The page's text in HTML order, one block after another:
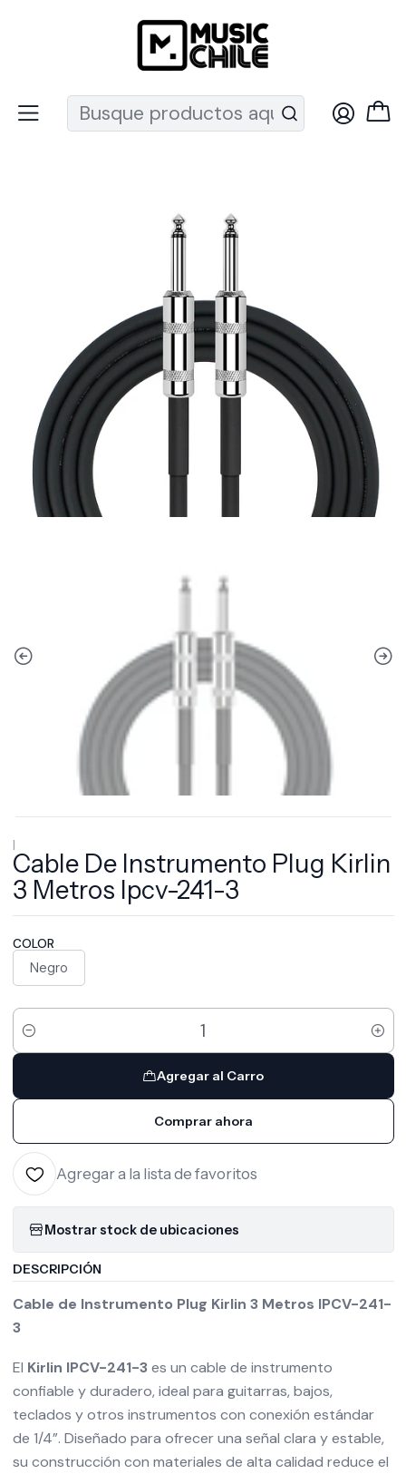
Recuerda que ahora nos puedes encontrar en el MUT
Cables
Cables de Instrumentos
|
Cable De Instrumento Plug Kirlin
3 Metros Ipcv-241-3
COLOR
Negro
Cantidad
Agregar al Carro
Comprar ahora
Agregar a la lista de favoritos
Mostrar stock de ubicaciones
DESCRIPCIÓN
Cable de Instrumento Plug Kirlin 3 Metros IPCV-241-
3
El Kirlin IPCV-241-3 es un cable de instrumento
confiable y duradero, ideal para guitarras, bajos,
teclados y otros instrumentos con conexión estándar
de 1/4”. Diseñado para ofrecer una señal clara y estable,
su construcción con materiales de alta calidad reduce el